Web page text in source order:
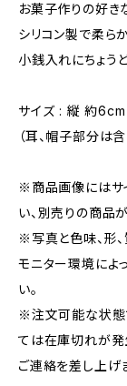
お菓子作りの好
シリコン製で柔ら
小銭入れにちょう
サイズ : 縦 約
（耳、帽子部分は含
※商品画像にはサ
い、別売りの商品
※写真と色味、形
モニター環境によ
い。
※注文可能な状態
ては在庫切れが発
ご連絡を差し上げ